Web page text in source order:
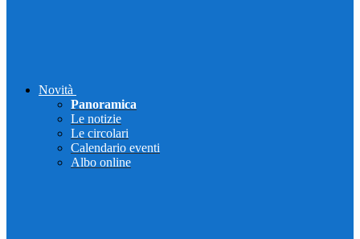
Novità
Panoramica
Le notizie
Le circolari
Calendario eventi
Albo online